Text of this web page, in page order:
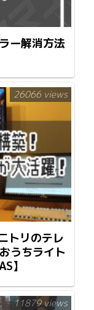
ー解消方法
トリのテレ
うちライト
】
26066 views
11879 views